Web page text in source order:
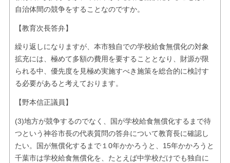
自治体間の競争をすることなのですか。
【教育次長答弁】
繰り返しになりますが、本市独自での学校給食無償化の対象
拡充には、極めて多額の費用を要することとなり、財源が限
られる中、優先度を見極め実施すべき施策を総合的に検討す
る必要があると考えております。
【野本信正議員】
(3)地方が競争するのでなく、国が学校給食無償化するまで待
つという神谷市長の代表質問の答弁について教育長に確認し
たい。国が無償化するまで１0年かかろうと、15年かかろうと
千葉市は学校給食無償化を、たとえば中学校だけでも独自に